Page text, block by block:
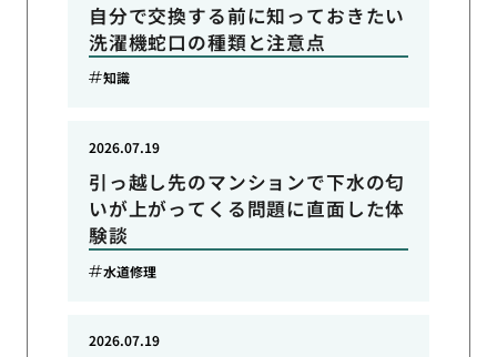
自分で交換する前に知っておきたい
洗濯機蛇口の種類と注意点
知識
引っ越し先のマンションで下水の匂
いが上がってくる問題に直面した体
験談
2026.07.19
水道修理
2026.07.19